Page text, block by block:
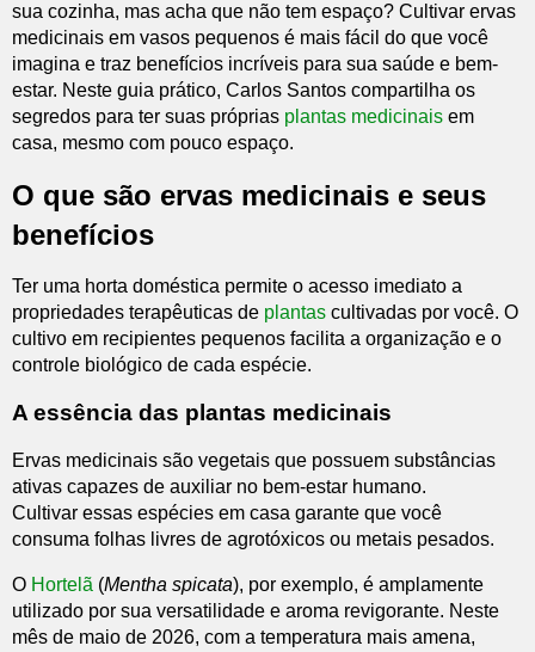
sua cozinha, mas acha que não tem espaço? Cultivar ervas
medicinais em vasos pequenos é mais fácil do que você
imagina e traz benefícios incríveis para sua saúde e bem-
estar. Neste guia prático, Carlos Santos compartilha os
segredos para ter suas próprias plantas medicinais em
casa, mesmo com pouco espaço.
O que são ervas medicinais e seus
benefícios
Ter uma horta doméstica permite o acesso imediato a
propriedades terapêuticas de plantas cultivadas por você. O
cultivo em recipientes pequenos facilita a organização e o
controle biológico de cada espécie.
A essência das plantas medicinais
Ervas medicinais são vegetais que possuem substâncias
ativas capazes de auxiliar no bem-estar humano.
Cultivar essas espécies em casa garante que você
consuma folhas livres de agrotóxicos ou metais pesados.
O Hortelã (Mentha spicata), por exemplo, é amplamente
utilizado por sua versatilidade e aroma revigorante. Neste
mês de maio de 2026, com a temperatura mais amena,